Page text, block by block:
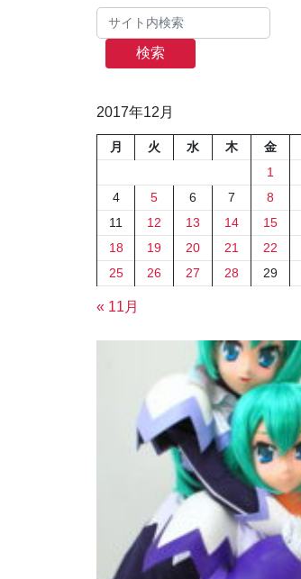
検索
2017年12月
月 火 水 木 金
1
4
5 6 7 8
11
12 13 14 15
18
19 20 21 22
25
26 27 28 29
« 11月